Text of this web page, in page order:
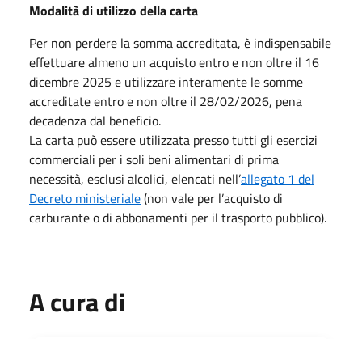
Modalità di utilizzo della carta
Per non perdere la somma accreditata, è indispensabile
effettuare almeno un acquisto entro e non oltre il 16
dicembre 2025 e utilizzare interamente le somme
accreditate entro e non oltre il 28/02/2026, pena
decadenza dal beneficio.
La carta può essere utilizzata presso tutti gli esercizi
commerciali per i soli beni alimentari di prima
necessità, esclusi alcolici, elencati nell’allegato 1 del
Decreto ministeriale(non vale per l’acquisto di
carburante o di abbonamenti per il trasporto pubblico).
A cura di